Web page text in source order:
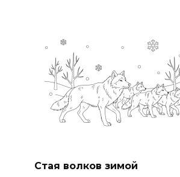
Стая волков зимой